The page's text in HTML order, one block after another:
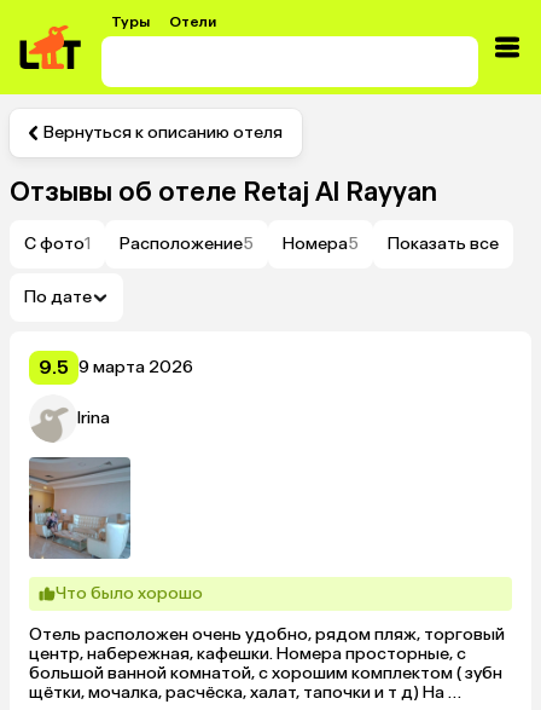
Туры Отели
Вернуться к описанию отеля
Отзывы об отеле Retaj Al Rayyan
С фото1 Расположение5 Номера5 Показать все
По дате
9.5 9 марта 2026
Irina
Что было хорошо
Отель расположен очень удобно, рядом пляж, торговый
центр, набережная, кафешки. Номера просторные, с
большой ванной комнатой, с хорошим комплектом ( зубн
щётки, мочалка, расчёска, халат, тапочки и т д) На